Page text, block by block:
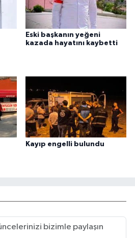
Eski başkanın yeğeni
kazada hayatını kaybetti
Kayıp engelli bulundu